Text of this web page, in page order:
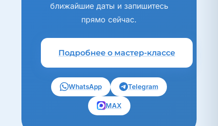
ближайшие даты и запишитесь
прямо сейчас.
Подробнее о мастер-классе
WhatsApp Telegram
MAX